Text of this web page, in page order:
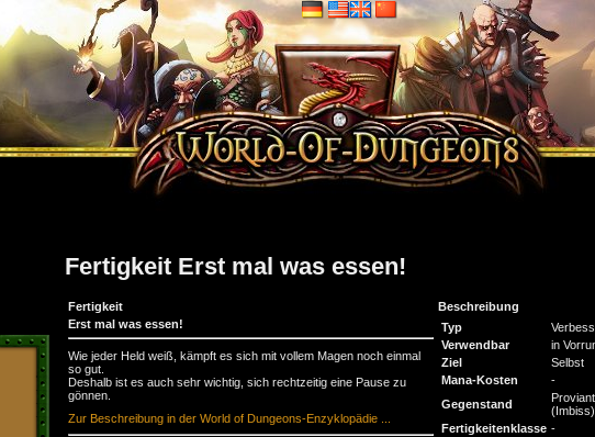
Fertigkeit Erst mal was essen!
Fertigkeit
Beschreibung
Erst mal was essen!
Wie jeder Held weiß, kämpft es sich mit vollem Magen noch einmal
so gut.
Deshalb ist es auch sehr wichtig, sich rechtzeitig eine Pause zu
gönnen.
Zur Beschreibung in der World of Dungeons-Enzyklopädie ...
Typ
Verwendbar
in
Ziel
Selbst
Mana-Kosten
-
Gegenstand
Proviant
(Imbiss)
Fertigkeitenklasse -